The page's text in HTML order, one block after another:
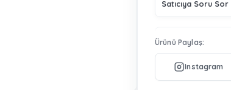
Satıcıya Soru Sor
Ürünü Paylaş: